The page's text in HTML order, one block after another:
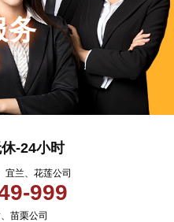
务
-24小时
宜兰、花莲公司
999
苗栗公司